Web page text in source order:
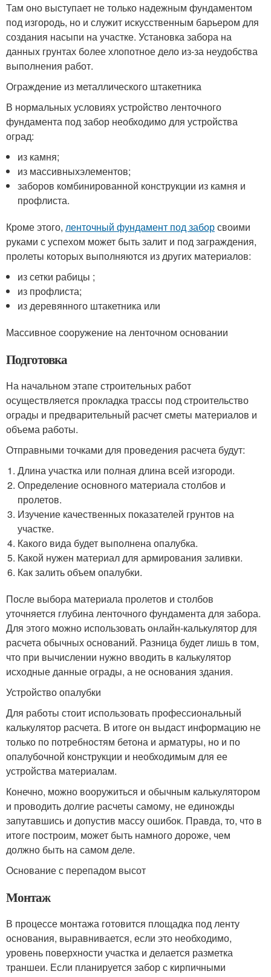
Там оно выступает не только надежным фундаментом
под изгородь, но и служит искусственным барьером для
создания насыпи на участке. Установка забора на
данных грунтах более хлопотное дело из-за неудобства
выполнения работ.
Ограждение из металлического штакетника
В нормальных условиях устройство ленточного
фундамента под забор необходимо для устройства
оград:
из камня;
из массивныхэлементов;
заборов комбинированной конструкции из камня и
профлиста.
Кроме этого, ленточный фундамент под заборсвоими
руками с успехом может быть залит и под заграждения,
пролеты которых выполняются из других материалов:
из сетки рабицы ;
из профлиста;
из деревянного штакетника или
Массивное сооружение на ленточном основании
Подготовка
На начальном этапе строительных работ
осуществляется прокладка трассы под строительство
ограды и предварительный расчет сметы материалов и
объема работы.
Отправными точками для проведения расчета будут:
Длина участка или полная длина всей изгороди.
Определение основного материала столбов и
пролетов.
Изучение качественных показателей грунтов на
участке.
Какого вида будет выполнена опалубка.
Какой нужен материал для армирования заливки.
Как залить объем опалубки.
После выбора материала пролетов и столбов
уточняется глубина ленточного фундамента для забора.
Для этого можно использовать онлайн-калькулятор для
расчета обычных оснований. Разница будет лишь в том,
что при вычислении нужно вводить в калькулятор
исходные данные ограды, а не основания здания.
Устройство опалубки
Для работы стоит использовать профессиональный
калькулятор расчета. В итоге он выдаст информацию не
только по потребностям бетона и арматуры, но и по
опалубочной конструкции и необходимым для ее
устройства материалам.
Конечно, можно вооружиться и обычным калькулятором
и проводить долгие расчеты самому, не единожды
запутавшись и допустив массу ошибок. Правда, то, что в
итоге построим, может быть намного дороже, чем
должно быть на самом деле.
Основание с перепадом высот
Монтаж
В процессе монтажа готовится площадка под ленту
основания, выравнивается, если это необходимо,
уровень поверхности участка и делается разметка
траншеи. Если планируется забор с кирпичными